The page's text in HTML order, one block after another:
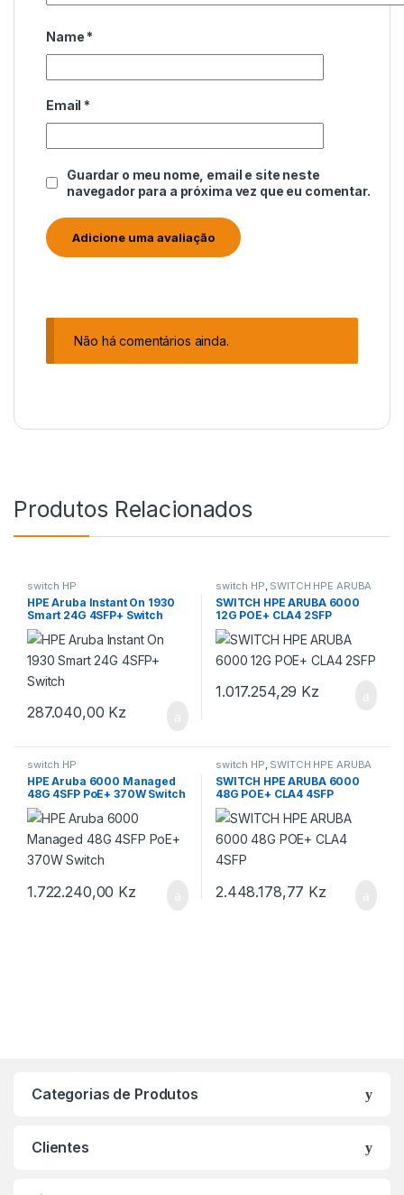
Name *
Email *
Guardar o meu nome, email e site neste
navegador para a próxima vez que eu comentar.
Não há comentários ainda.
Produtos Relacionados
switch HP
HPE Aruba Instant On 1930
Smart 24G 4SFP+ Switch
287.040,00 Kz
switch HP SWITCH HPE ARUBA
SWITCH HPE ARUBA 6000
12G POE+ CLA4 2SFP
1.017.254,29 Kz
switch HP
HPE Aruba 6000 Managed
48G 4SFP PoE+ 370W Switch
1.722.240,00 Kz
switch HP, SWITCH HPE ARUBA
SWITCH HPE ARUBA 6000
48G POE+ CLA4 4SFP
2.448.178,77 Kz
Categorias de Produtos
Clientes